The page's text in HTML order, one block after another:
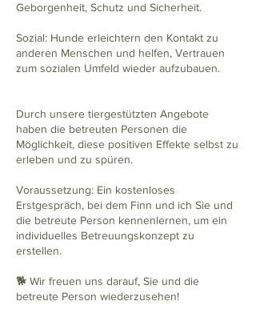
Geborgenheit, Schutz und Sicherheit.
Sozial: Hunde erleichtern den Kontakt zu
anderen Menschen und helfen, Vertrauen
zum sozialen Umfeld wieder aufzubauen.
Durch unsere tiergestützten Angebote
haben die betreuten Personen die
Möglichkeit, diese positiven Effekte selbst zu
erleben und zu spüren.
Voraussetzung: Ein kostenloses
Erstgespräch, bei dem Finn und ich Sie und
die betreute Person kennenlernen, um ein
individuelles Betreuungskonzept zu
erstellen.
🐕 Wir freuen uns darauf, Sie und die
betreute Person wiederzusehen!